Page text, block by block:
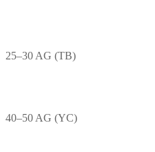
25–30 AG (TB)
40–50 AG (YC)